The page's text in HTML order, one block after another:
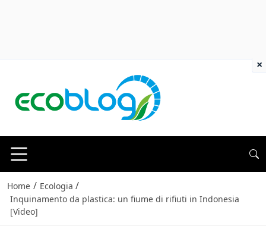
Home / Ecologia /
Inquinamento da plastica: un fiume di rifiuti in Indonesia
[Video]
×